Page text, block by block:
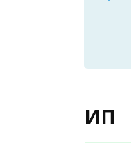
ИП